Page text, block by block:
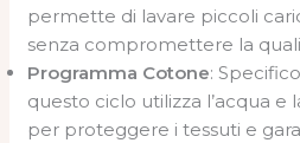
permette di lavare piccoli
senza compromettere la
Programma Cotone:
questo ciclo utilizza l’acqua e
per proteggere i tessuti e